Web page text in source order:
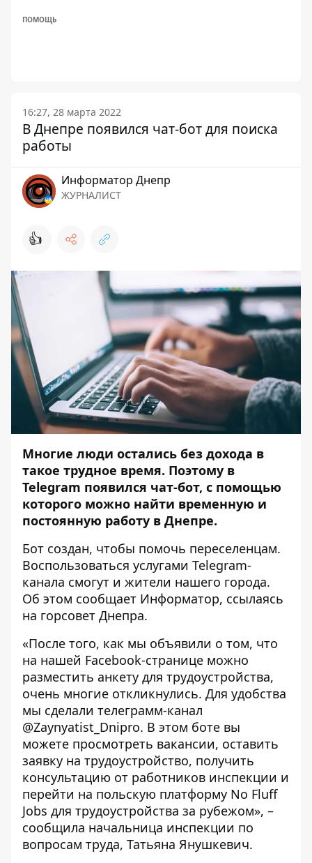
ПОМОЩЬ
16:27, 28 марта 2022
В Днепре появился чат-бот для поиска
работы
Информатор Днепр
ЖУРНАЛИСТ
👍
Многие люди остались без дохода в
такое трудное время. Поэтому в
Telegram появился чат-бот, с помощью
которого можно найти временную и
постоянную работу в Днепре.
Бот создан, чтобы помочь переселенцам.
Воспользоваться услугами Telegram-
канала смогут и жители нашего города.
Об этом сообщает Информатор, ссылаясь
на горсовет Днепра.
«После того, как мы объявили о том, что
на нашей Facebook-странице можно
разместить анкету для трудоустройства,
очень многие откликнулись. Для удобства
мы сделали телеграмм-канал
@Zaynyatist_Dnipro. В этом боте вы
можете просмотреть вакансии, оставить
заявку на трудоустройство, получить
консультацию от работников инспекции и
перейти на польскую платформу No Fluff
Jobs для трудоустройства за рубежом», –
сообщила начальница инспекции по
вопросам труда, Татьяна Янушкевич.